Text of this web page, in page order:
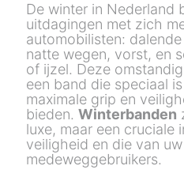
De winter in Nederland
uitdagingen met zich
automobilisten:
natte wegen, vorst, en
of ijzel. Deze
een band die speciaal
maximale grip en
bieden. Winterbanden
luxe, maar een cruciale
veiligheid en die van uw
medeweggebruikers.